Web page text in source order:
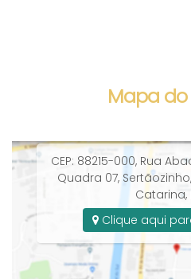
Mapa
CEP: 88215-000, Rua
Quadra 07, Sertãozinho,
Catarina,
Clique aqui